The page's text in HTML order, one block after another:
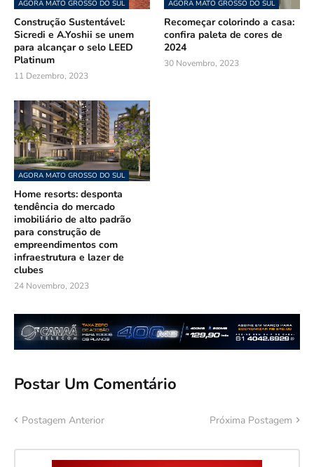
AGORA MATO GROSSO DO SUL
Construção Sustentável:
Sicredi e A.Yoshii se unem
para alcançar o selo LEED
Platinum
11 Dezembro, 2023
AGORA MATO GROSSO DO SUL
Recomeçar colorindo a casa:
confira paleta de cores de
2024
30 Novembro, 2023
AGORA MATO GROSSO DO SUL
Home resorts: desponta
tendência do mercado
imobiliário de alto padrão
para construção de
empreendimentos com
infraestrutura e lazer de
clubes
24 Novembro, 2023
Postar Um Comentário
Postagem Anterior Próxima Postagem